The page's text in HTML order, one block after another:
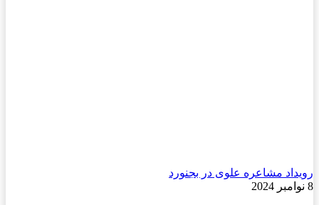
رویداد مشاعره علوی در بجنورد
8 نوامبر 2024